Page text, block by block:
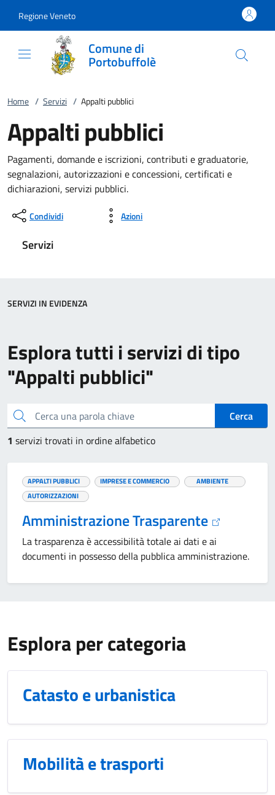
Regione Veneto
Comune di
Portobuffolè
Home / Servizi / Appalti pubblici
Appalti pubblici
Pagamenti, domande e iscrizioni, contributi e graduatorie,
segnalazioni, autorizzazioni e concessioni, certificati e
dichiarazioni, servizi pubblici.
Condividi Azioni
Servizi
Esplora tutti i servizi di tipo
"Appalti pubblici"
Cerca una parola chiave
Cerca
1 servizi trovati in ordine alfabetico
APPALTI PUBBLICI IMPRESE E COMMERCIO
AMBIENTE
AUTORIZZAZIONI
Amministrazione Trasparente
La trasparenza è accessibilità totale ai dati e ai
documenti in possesso della pubblica amministrazione.
SERVIZI IN EVIDENZA
Esplora per categoria
Catasto e urbanistica
Mobilità e trasporti